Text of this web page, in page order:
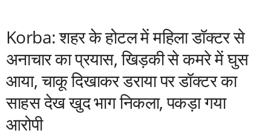
Korba: शहर के होटल में महिला डॉक्टर से
अनाचार का प्रयास, खिड़की से कमरे में घुस
आया, चाकू दिखाकर डराया पर डॉक्टर का
साहस देख खुद भाग निकला, पकड़ा गया
आरोपी